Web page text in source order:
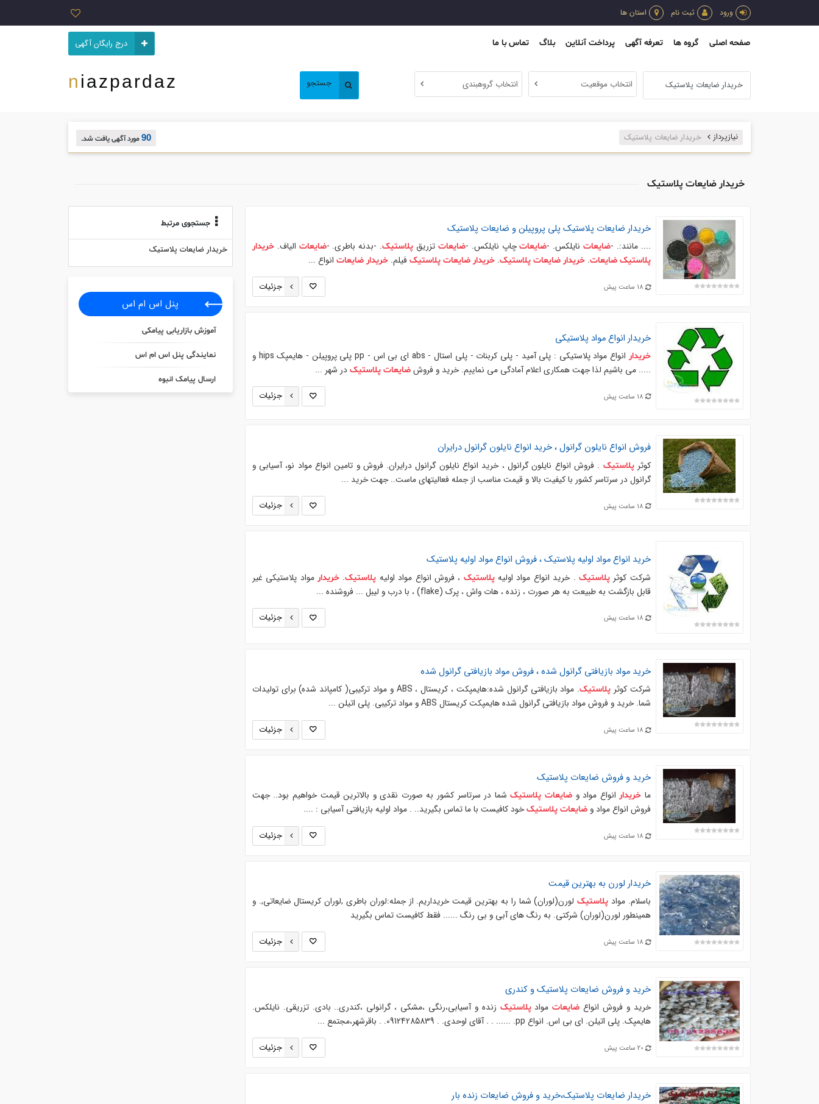
ورود ثبت نام استان ها
درج رایگان آگهی صفحه اصلی گروه ها تعرفه آگهی پرداخت آنلاین بلاگ تماس با ما
انتخاب موقعیت انتخاب گروهبندی جستجو niazpardaz
نیازپرداز خریدار ضایعات پلاستیک 90مورد آگهی یافت شد.
خریدار ضایعات پلاستیک
خریدار ضایعات پلاستیک پلی پروپیلن و ضایعات پلاستیک
.... مانند:. -ضایعاتنایلکس. -ضایعاتچاپ نایلکس. -ضایعات تزریق پلاستیک. -بدنه باطری. -ضایعات الیاف.خریدار
پلاستیک ضایعات.خریدار ضایعات پلاستیک.خریدار ضایعات پلاستیک فیلم.خریدار ضایعات انواع ...
18 ساعت پیش جزئیات
خریدار انواع مواد پلاستیکی
خریدار
انواع مواد پلاستیکی : پلی آمید - پلی کربنات - پلی استال - abs ای بی اس - pp پلی پروپیلن - هایمپک hips و
..... می باشیم لذا جهت همکاری اعلام آمادگی می نماییم. خرید و فروشضایعات پلاستیک در شهر ...
18 ساعت پیش جزئیات
فروش انواع نایلون گرانول ، خرید انواع نایلون گرانول درایران
کوثرپلاستیک . فروش انواع نایلون گرانول ، خرید انواع نایلون گرانول درایران. فروش و تامین انواع مواد نو، آسیابی و
گرانول در سرتاسر کشور با کیفیت بالا و قیمت مناسب از جمله فعالیتهای ماست.. جهت خرید ...
18 ساعت پیش جزئیات
خرید انواع مواد اولیه پلاستیک، فروش انواع مواد اولیه پلاستیک
شرکت کوثر پلاستیک. خرید انواع مواد اولیهپلاستیک ، فروش انواع مواد اولیه پلاستیک.خریدار مواد پلاستیکی غیر
قابل بازگشت به طبیعت به هر صورت ، زنده ، هات واش ، پرک (flake) ، با درب و لیبل ... فروشنده ...
18 ساعت پیش جزئیات
خرید مواد بازیافتی گرانول شده ، فروش مواد بازیافتی گرانول شده
شرکت کوثر پلاستیک
. مواد بازیافتی گرانول شده:هایمپکت ، کریستال ، ABS و مواد ترکیبی( کامپاند شده) برای تولیدات
شما. خرید و فروش مواد بازیافتی گرانول شده هایمپکت کریستال ABS و مواد ترکیبی. پلی اتیلن ...
18 ساعت پیش جزئیات
خرید و فروش ضایعات پلاستیک
ما خریدارانواع مواد وضایعات پلاستیکشما در سرتاسر کشور به صورت نقدی و بالاترین قیمت خواهیم بود.. جهت
فروش انواع مواد وضایعات پلاستیکخود کافیست با ما تماس بگیرید.. . مواد اولیه بازیافتی آسیابی : ....
18 ساعت پیش جزئیات
خریدار لورن به بهترین قیمت
باسلام. مواد پلاستیکلورن(لوران) شما را به بهترین قیمت خریداریم. از جمله:لوران باطری ,لوران کریستال ضایعاتی,. و
همینطور لورن(لوران) شرکتی. به رنگ های آبی و بی رنگ ...... فقط کافیست تماس بگیرید
18 ساعت پیش جزئیات
خرید و فروش ضایعات پلاستیکو کندری
خرید و فروش انواع ضایعاتموادپلاستیک زنده و آسیابی،رنگی ،مشکی ، گرانولی ،کندری.. بادی. تزریقی. نایلکس.
هایمپک. پلی اتیلن. ای بی اس. انواع pp. ...... . . آقای اوحدی. . 09124285839. . باقرشهر،مجتمع ...
20 ساعت پیش جزئیات
خریدار ضایعات پلاستیک،خرید و فروش ضایعات زنده بار
جستجوی مرتبط
خریدار ضایعات پلاستیک
پنل اس ام اس
آموزش بازاریابی پیامکی
نمایندگی پنل اس ام اس
ارسال پیامک انبوه